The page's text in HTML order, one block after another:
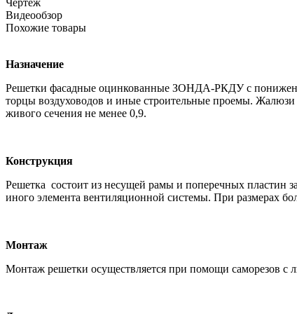
Видеообзор
Похожие товары
Назначение
Решетки фасадные оцинкованные ЗОНДА-РКДУ с
торцы воздуховодов и иные строительные проемы.
живого сечения не менее 0,9.
Конструкция
Решетка состоит из несущей рамы и поперечных пластин
иного элемента вентиляционной системы. При размерах
Монтаж
Монтаж решетки осуществляется при помощи саморезов с